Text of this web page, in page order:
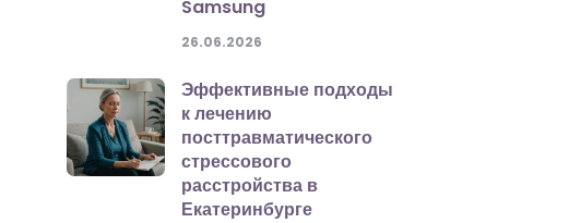
Samsung
26.06.2026
Эффективные подходы
к лечению
посттравматического
стрессового
расстройства в
Екатеринбурге